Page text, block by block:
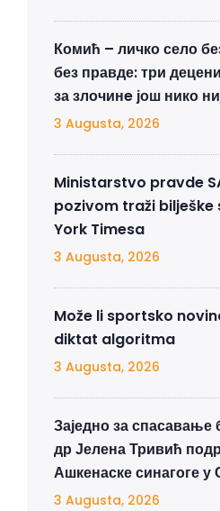
Комић – личко село
без правде: три
за злочинe још нико
3 Augusta, 2026
Ministarstvo pravde
pozivom traži bilješke
York Timesa
3 Augusta, 2026
Može li sportsko
diktat algoritma
3 Augusta, 2026
Заједно за
др Јелена Тривић
Ашкенаске синагоге у
3 Augusta, 2026